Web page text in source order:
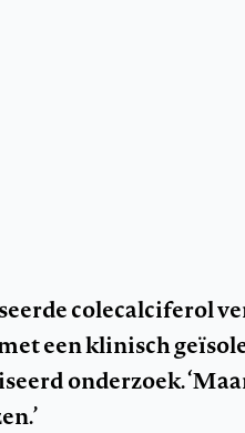
colecalciferol
een klinisch
onderzoek.